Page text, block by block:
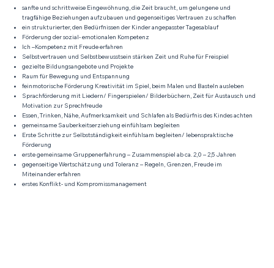
sanfte und schrittweise Eingewöhnung, die Zeit braucht, um gelungene und
tragfähige Beziehungen aufzubauen und gegenseitiges Vertrauen zu schaffen
ein strukturierter, den Bedürfnissen der Kinder angepasster Tagesablauf
Förderung der sozial- emotionalen Kompetenz
Ich –Kompetenz mit Freude erfahren
Selbstvertrauen und Selbstbewusstsein stärken Zeit und Ruhe für Freispiel
gezielte Bildungsangebote und Projekte
Raum für Bewegung und Entspannung
feinmotorische Förderung Kreativität im Spiel, beim Malen und Basteln ausleben
Sprachförderung mit Liedern/ Fingerspielen/ Bilderbüchern, Zeit für Austausch und
Motivation zur Sprechfreude
Essen, Trinken, Nähe, Aufmerksamkeit und Schlafen als Bedürfnis des Kindes achten
gemeinsame Sauberkeitserziehung einfühlsam begleiten
Erste Schritte zur Selbstständigkeit einfühlsam begleiten/ lebenspraktische
Förderung
erste gemeinsame Gruppenerfahrung – Zusammenspiel ab ca. 2,0 – 2,5 Jahren
gegenseitige Wertschätzung und Toleranz – Regeln, Grenzen, Freude im
Miteinander erfahren
erstes Konflikt- und Kompromissmanagement